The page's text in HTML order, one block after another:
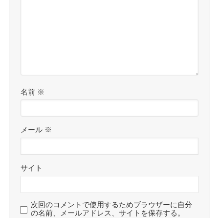
名前 ※
メール ※
サイト
次回のコメントで使用するためブラウザーに自分
の名前、メールアドレス、サイトを保存する。